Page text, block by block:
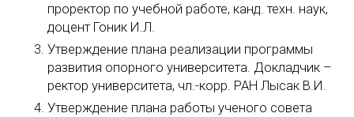
проректор по учебной работе, канд. техн. наук,
доцент Гоник И.Л.
Утверждение плана реализации программы
развития опорного университета. Докладчик –
ректор университета, чл.-корр. РАН Лысак В.И.
Утверждение плана работы ученого совета